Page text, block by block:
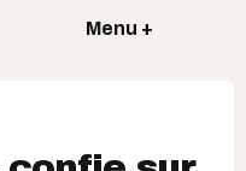
Menu +